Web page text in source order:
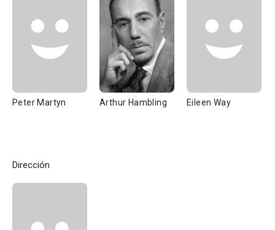
Peter Martyn Arthur Hambling Eileen Way
Dirección